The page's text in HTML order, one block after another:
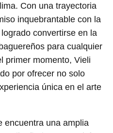
Con una trayectoria
inquebrantable con la
convertirse en la
para cualquier
primer momento, Vieli
por ofrecer no solo
única en el arte
encuentra una amplia